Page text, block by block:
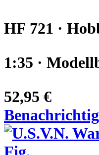
HF 721 ·
1:35 ·
52,95 €